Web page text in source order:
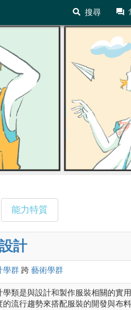
搜尋
能力特質
計
學群 跨 藝術學群
學類是與設計和製作服裝相關的實
的流行趨勢來搭配服裝的開發與布